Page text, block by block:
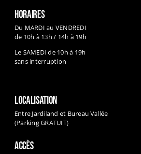
HORAIRES
Du MARDI au VENDREDI
de 10h à 13h / 14h à 19h
Le SAMEDI de 10h à 19h
sans interruption
LOCALISATION
Entre Jardiland et Bureau Vallée
(Parking GRATUIT)
ACCÈS